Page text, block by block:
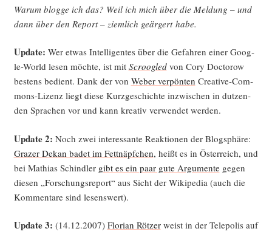
War­um blog­ge ich das? Weil ich mich über die Mel­dung – und
dann über den Report – ziem­lich geär­gert habe.
Update: Wer etwas Intel­li­gen­tes über die Gefah­ren einer Goog­
le-World lesen möch­te, ist mit Scr­oo­g­ledvon Cory Doc­to­row
bes­tens bedient. Dank der von Weber ver­pön­ten Crea­ti­ve-Com­
mons-Lizenz liegt die­se Kurz­ge­schich­te inzwi­schen in dut­zen­
den Spra­chen vor und kann krea­tiv ver­wen­det werden.
Update 2: Noch zwei inter­es­san­te Reak­tio­nen der Blog­sphä­re:
Gra­zer Dekan badet im Fett­näpf­chen, heißt es in Öster­reich, und
bei Mathi­as Schind­ler gibt es ein paar gute Argu­men­tegegen
die­sen „For­schungs­re­port“ aus Sicht der Wiki­pe­dia (auch die
Kom­men­ta­re sind lesenswert).
Update 3: (14.12.2007) Flo­ri­an Röt­zerweist in der Tele­po­lis auf